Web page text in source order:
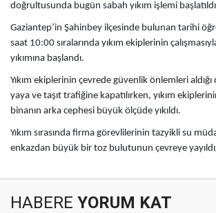
doğrultusunda bugün sabah yıkım işlemi
Gaziantep’in Şahinbey ilçesinde bulunan tarihi
saat 10:00 sıralarında yıkım ekiplerinin
yıkımına başlandı.
Yıkım ekiplerinin çevrede güvenlik önlemleri
yaya ve taşıt trafiğine kapatılırken, yıkım
binanın arka cephesi büyük ölçüde yıkıldı.
Yıkım sırasında firma görevlilerinin tazyikli su
enkazdan büyük bir toz bulutunun çevreye
HABERE YORUM KAT